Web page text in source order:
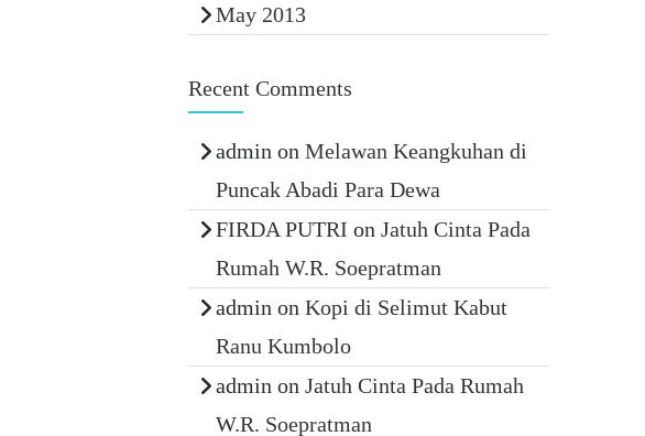
May 2013
Recent Comments
admin onMelawan Keangkuhan di
Puncak Abadi Para Dewa
FIRDA PUTRI onJatuh Cinta Pada
Rumah W.R. Soepratman
admin onKopi di Selimut Kabut
Ranu Kumbolo
admin onJatuh Cinta Pada Rumah
W.R. Soepratman